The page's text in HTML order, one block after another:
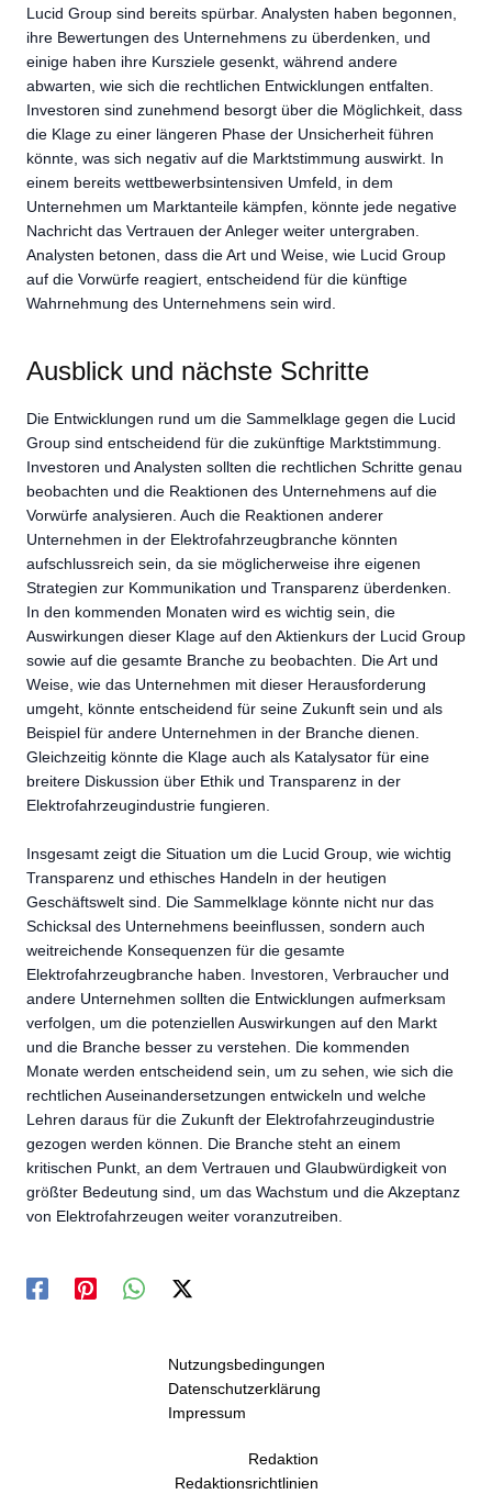
Lucid Group sind bereits spürbar. Analysten haben begonnen,
ihre Bewertungen des Unternehmens zu überdenken, und
einige haben ihre Kursziele gesenkt, während andere
abwarten, wie sich die rechtlichen Entwicklungen entfalten.
Investoren sind zunehmend besorgt über die Möglichkeit, dass
die Klage zu einer längeren Phase der Unsicherheit führen
könnte, was sich negativ auf die Marktstimmung auswirkt. In
einem bereits wettbewerbsintensiven Umfeld, in dem
Unternehmen um Marktanteile kämpfen, könnte jede negative
Nachricht das Vertrauen der Anleger weiter untergraben.
Analysten betonen, dass die Art und Weise, wie Lucid Group
auf die Vorwürfe reagiert, entscheidend für die künftige
Wahrnehmung des Unternehmens sein wird.
Ausblick und nächste Schritte
Die Entwicklungen rund um die Sammelklage gegen die Lucid
Group sind entscheidend für die zukünftige Marktstimmung.
Investoren und Analysten sollten die rechtlichen Schritte genau
beobachten und die Reaktionen des Unternehmens auf die
Vorwürfe analysieren. Auch die Reaktionen anderer
Unternehmen in der Elektrofahrzeugbranche könnten
aufschlussreich sein, da sie möglicherweise ihre eigenen
Strategien zur Kommunikation und Transparenz überdenken.
In den kommenden Monaten wird es wichtig sein, die
Auswirkungen dieser Klage auf den Aktienkurs der Lucid Group
sowie auf die gesamte Branche zu beobachten. Die Art und
Weise, wie das Unternehmen mit dieser Herausforderung
umgeht, könnte entscheidend für seine Zukunft sein und als
Beispiel für andere Unternehmen in der Branche dienen.
Gleichzeitig könnte die Klage auch als Katalysator für eine
breitere Diskussion über Ethik und Transparenz in der
Elektrofahrzeugindustrie fungieren.
Insgesamt zeigt die Situation um die Lucid Group, wie wichtig
Transparenz und ethisches Handeln in der heutigen
Geschäftswelt sind. Die Sammelklage könnte nicht nur das
Schicksal des Unternehmens beeinflussen, sondern auch
weitreichende Konsequenzen für die gesamte
Elektrofahrzeugbranche haben. Investoren, Verbraucher und
andere Unternehmen sollten die Entwicklungen aufmerksam
verfolgen, um die potenziellen Auswirkungen auf den Markt
und die Branche besser zu verstehen. Die kommenden
Monate werden entscheidend sein, um zu sehen, wie sich die
rechtlichen Auseinandersetzungen entwickeln und welche
Lehren daraus für die Zukunft der Elektrofahrzeugindustrie
gezogen werden können. Die Branche steht an einem
kritischen Punkt, an dem Vertrauen und Glaubwürdigkeit von
größter Bedeutung sind, um das Wachstum und die Akzeptanz
von Elektrofahrzeugen weiter voranzutreiben.
Nutzungsbedingungen
Datenschutzerklärung
Impressum
Redaktion
Redaktionsrichtlinien